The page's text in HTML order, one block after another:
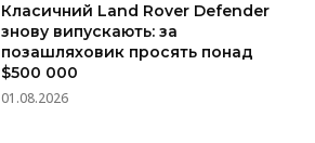
Класичний Land Rover Defender
знову випускають: за
позашляховик просять понад
$500 000
01.08.2026